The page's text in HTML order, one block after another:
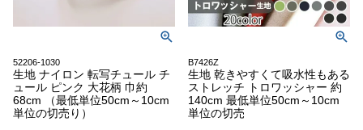
52206-1030
生地 ナイロン 転写チュール チ
ュール ピンク 大花柄 巾約
68cm （最低単位50cm～10cm
単位の切売り）
B7426Z
生地 乾きやすくて吸水性もある
ストレッチ トロワッシャー 約
140cm 最低単位50cm～10cm
単位の切売